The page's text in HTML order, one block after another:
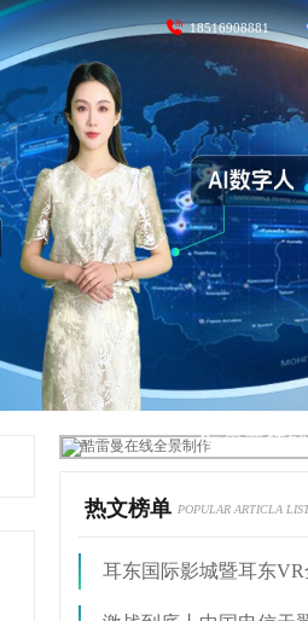
18516908881
酷雷曼在
热文榜单 POPULAR ARTICLA